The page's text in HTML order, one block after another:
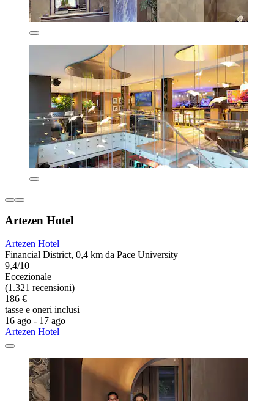
Artezen Hotel
Artezen Hotel
Financial District, 0,4 km da Pace University
9,4/10
Eccezionale
(1.321 recensioni)
186 €
tasse e oneri inclusi
16 ago - 17 ago
Artezen Hotel